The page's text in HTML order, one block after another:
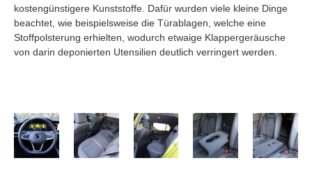
kostengünstigere Kunststoffe. Dafür wurden viele kleine Dinge
beachtet, wie beispielsweise die Türablagen, welche eine
Stoffpolsterung erhielten, wodurch etwaige Klappergeräusche
von darin deponierten Utensilien deutlich verringert werden.